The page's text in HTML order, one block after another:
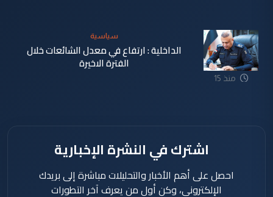
منذ 15
سياسية
الداخلية : ارتفاع في معدل الشائعات خلال
الفترة الاخيرة
اشترك في النشرة الإخبارية
احصل على أهم الأخبار والتحليلات مباشرة إلى بريدك
الإلكتروني، وكن أول من يعرف آخر التطورات